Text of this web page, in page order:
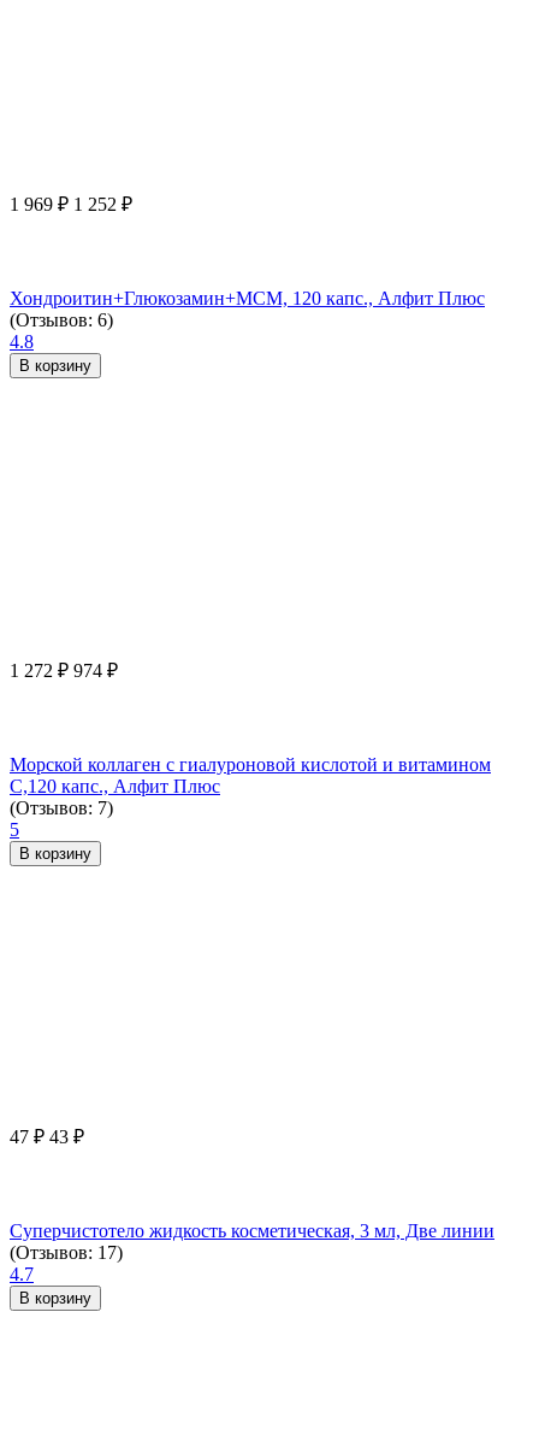
1 969 ₽ 1 252 ₽
Хондроитин+Глюкозамин+МСМ, 120 капс., Алфит Плюс
(Отзывов: 6)
4.8
В корзину
1 272 ₽ 974 ₽
Морской коллаген с гиалуроновой кислотой и витамином
С,120 капс., Алфит Плюс
(Отзывов: 7)
5
В корзину
47 ₽ 43 ₽
Суперчистотело жидкость косметическая, 3 мл, Две линии
(Отзывов: 17)
4.7
В корзину